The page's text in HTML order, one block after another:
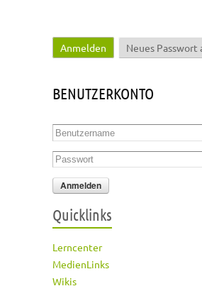
Haupt-Reiter
Anmelden (aktiver Reiter)
Neues Passwort
BENUTZERKONTO
Benutzername
Passwort
Quicklinks
Lerncenter
MedienLinks
Wikis